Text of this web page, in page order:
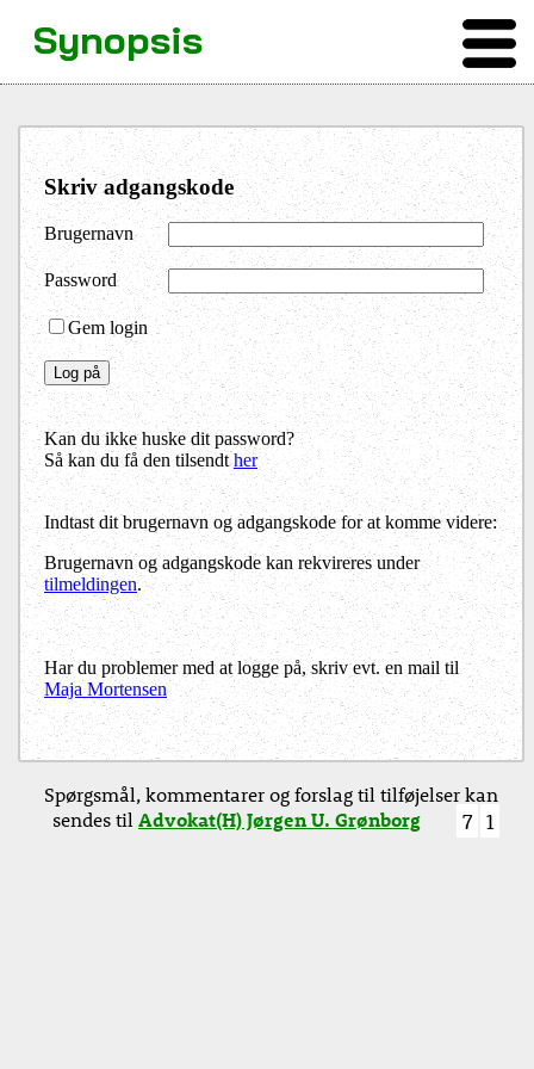
Skriv adgangskode
Brugernavn
Password
Gem login
Kan du ikke huske dit password?
Så kan du få den tilsendther
Indtast dit brugernavn og adgangskode for at komme videre:
Brugernavn og adgangskode kan rekvireres under
tilmeldingen.
Har du problemer med at logge på, skriv evt. en mail til
Maja Mortensen
Synopsis
Spørgsmål, kommentarer og forslag til tilføjelser kan
sendes tilAdvokat(H) Jørgen U. Grønborg 7 1